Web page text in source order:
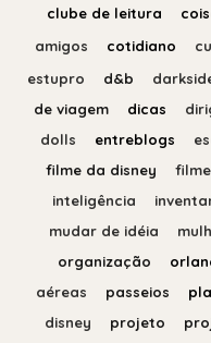
clube de leitura
amigos
cotidiano
estupro
d&b
de viagem
dicas
dolls
entreblogs
filme da disney
inteligência
mudar de idéia
organização
aéreas
passeios
disney
projeto